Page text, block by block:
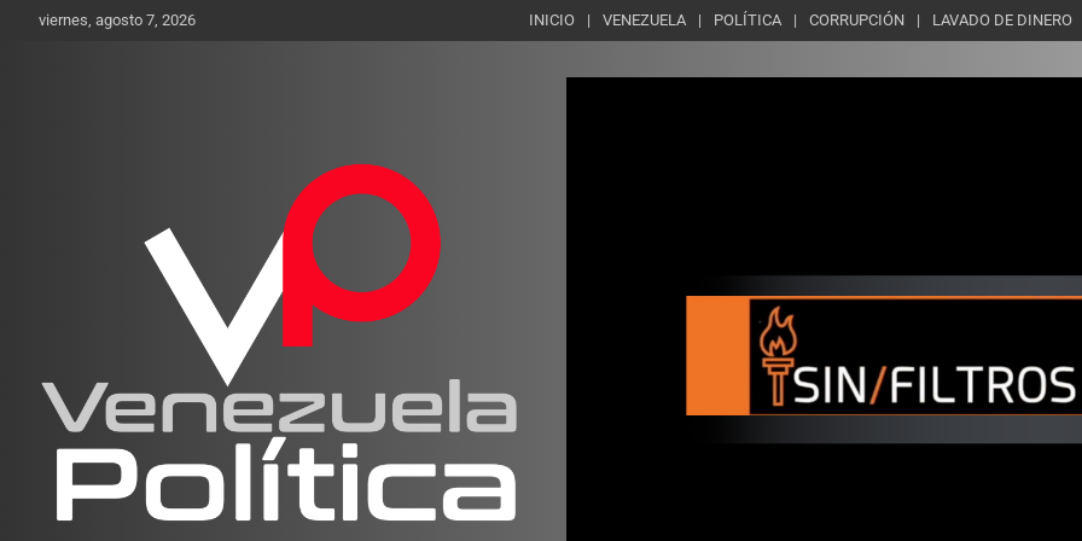
viernes, agosto 7, 2026 INICIO VENEZUELA POLÍTICA CORRUPCIÓN LAVADO DE DINERO